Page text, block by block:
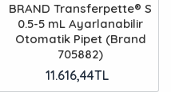
BRAND Transferpette® S
0.5-5 mL Ayarlanabilir
Otomatik Pipet (Brand
705882)
11.616,44TL